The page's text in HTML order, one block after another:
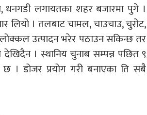
धनगडी लगायतका शहर बजारमा पुगे ।
लियो । तलबाट चामल, चाउचाउ, चुरोट,
उत्पादन भरेर पठाउन सकिन्छ तर
। स्थानिय चुनाब सम्पन्न पछित ९
। डोजर प्रयोग गरी बनाएका ति सबै